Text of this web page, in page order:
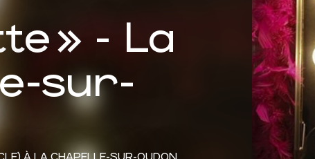
» - La
sur-
À LA CHAPELLE-SUR-OUDON,